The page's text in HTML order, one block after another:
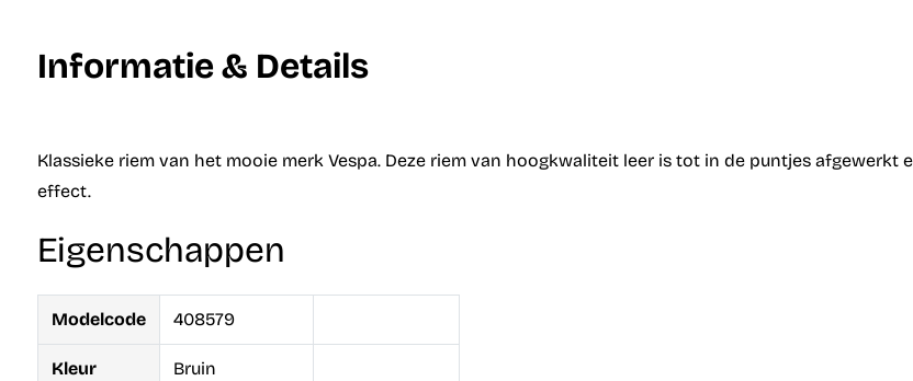
Informatie & Details
Klassieke riem van het mooie merk Vespa. Deze riem van hoogkwaliteit leer is tot in de puntjes
effect.
Eigenschappen
Modelcode 408579
Kleur Bruin